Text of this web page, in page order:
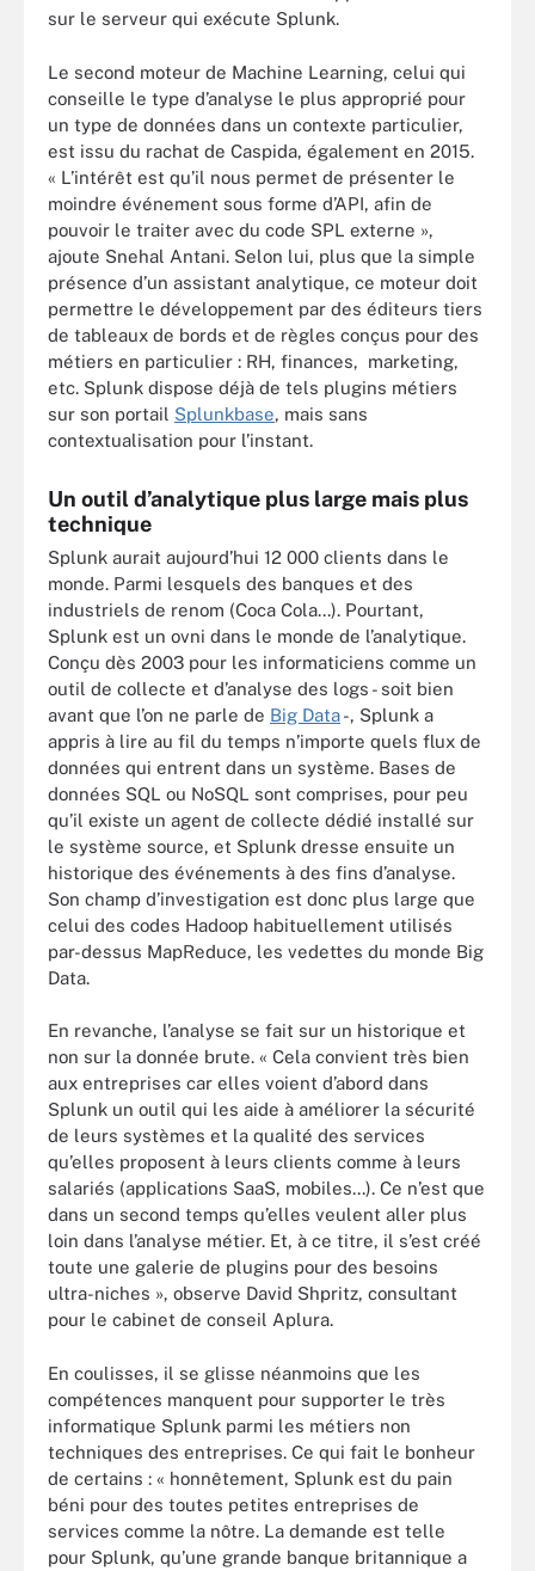
sur le serveur qui exécute Splunk.
Le second moteur de Machine Learning, celui qui
conseille le type d’analyse le plus approprié pour
un type de données dans un contexte particulier,
est issu du rachat de Caspida, également en 2015.
« L’intérêt est qu’il nous permet de présenter le
moindre événement sous forme d’API, afin de
pouvoir le traiter avec du code SPL externe »,
ajoute Snehal Antani. Selon lui, plus que la simple
présence d’un assistant analytique, ce moteur doit
permettre le développement par des éditeurs tiers
de tableaux de bords et de règles conçus pour des
métiers en particulier : RH, finances, marketing,
etc. Splunk dispose déjà de tels plugins métiers
sur son portail Splunkbase, mais sans
contextualisation pour l’instant.
Un outil d’analytique plus large mais plus
technique
Splunk aurait aujourd’hui 12 000 clients dans le
monde. Parmi lesquels des banques et des
industriels de renom (Coca Cola...). Pourtant,
Splunk est un ovni dans le monde de l’analytique.
Conçu dès 2003 pour les informaticiens comme un
outil de collecte et d’analyse des logs - soit bien
avant que l’on ne parle de Big Data-, Splunk a
appris à lire au fil du temps n’importe quels flux de
données qui entrent dans un système. Bases de
données SQL ou NoSQL sont comprises, pour peu
qu’il existe un agent de collecte dédié installé sur
le système source, et Splunk dresse ensuite un
historique des événements à des fins d’analyse.
Son champ d’investigation est donc plus large que
celui des codes Hadoop habituellement utilisés
par-dessus MapReduce, les vedettes du monde Big
Data.
En revanche, l’analyse se fait sur un historique et
non sur la donnée brute. « Cela convient très bien
aux entreprises car elles voient d’abord dans
Splunk un outil qui les aide à améliorer la sécurité
de leurs systèmes et la qualité des services
qu’elles proposent à leurs clients comme à leurs
salariés (applications SaaS, mobiles...). Ce n’est que
dans un second temps qu’elles veulent aller plus
loin dans l’analyse métier. Et, à ce titre, il s’est créé
toute une galerie de plugins pour des besoins
ultra-niches », observe David Shpritz, consultant
pour le cabinet de conseil Aplura.
En coulisses, il se glisse néanmoins que les
compétences manquent pour supporter le très
informatique Splunk parmi les métiers non
techniques des entreprises. Ce qui fait le bonheur
de certains : « honnêtement, Splunk est du pain
béni pour des toutes petites entreprises de
services comme la nôtre. La demande est telle
pour Splunk, qu’une grande banque britannique a